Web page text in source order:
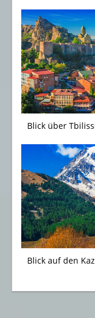
Blick über
Blick auf den